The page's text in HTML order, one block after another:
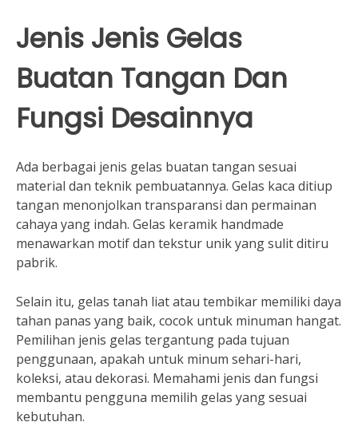
Jenis Jenis Gelas
Buatan Tangan Dan
Fungsi Desainnya
Ada berbagai jenis gelas buatan tangan sesuai
material dan teknik pembuatannya. Gelas kaca ditiup
tangan menonjolkan transparansi dan permainan
cahaya yang indah. Gelas keramik handmade
menawarkan motif dan tekstur unik yang sulit ditiru
pabrik.
Selain itu, gelas tanah liat atau tembikar memiliki daya
tahan panas yang baik, cocok untuk minuman hangat.
Pemilihan jenis gelas tergantung pada tujuan
penggunaan, apakah untuk minum sehari-hari,
koleksi, atau dekorasi. Memahami jenis dan fungsi
membantu pengguna memilih gelas yang sesuai
kebutuhan.